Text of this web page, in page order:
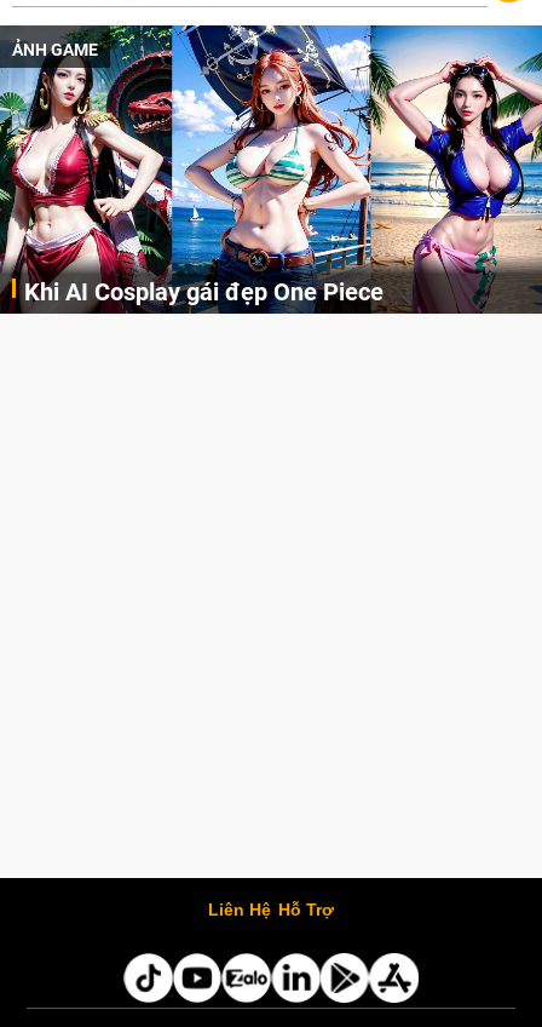
ẢNH GAME
Khi AI Cosplay gái đẹp One Piece
Liên Hệ Hỗ Trợ